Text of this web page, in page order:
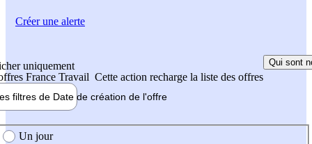
uniquement
France Travail Cette action recharge la liste des offres
Qui sont
filtres de Date de création de l'offre
création de l'offre
Un jour
Créer une alerte